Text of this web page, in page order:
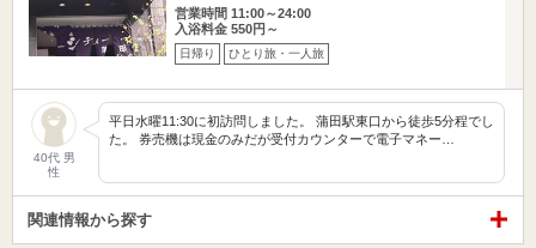
営業時間 11:00～24:00
入浴料金 550円～
日帰り ひとり旅・一人旅
40代 男
性
平日水曜11:30に初訪問しました。 蒲田駅東口から徒歩5分程でし
た。 券売機は現金のみだが受付カウンターで電子マネー…
関連情報から探す